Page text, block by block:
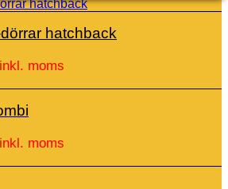
hatchback
inkl. moms
inkl. moms